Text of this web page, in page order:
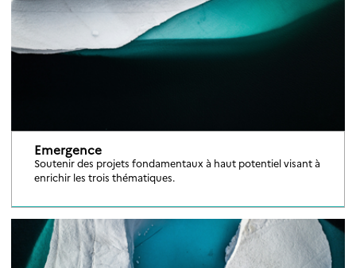
Emergence
Soutenir des projets fondamentaux à haut potentiel visant à
enrichir les trois thématiques.